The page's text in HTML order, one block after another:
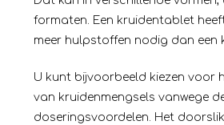
formaten. Een kruidentablet
meer hulpstoffen nodig dan een
U kunt bijvoorbeeld kiezen voor
van kruidenmengsels vanwege
doseringsvoordelen. Het